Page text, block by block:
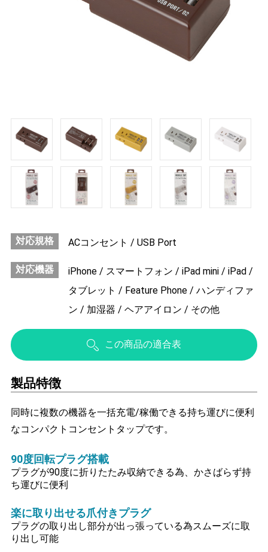
対応規格 ACコンセント / USB Port
対応機器
iPhone / スマートフォン / iPad mini / iPad /
タブレット / Feature Phone / ハンディファ
ン / 加湿器 / ヘアアイロン / その他
この商品の適合表
製品特徴
同時に複数の機器を一括充電/稼働できる持ち運びに便利
なコンパクトコンセントタップです。
90度回転プラグ搭載
プラグが90度に折りたたみ収納できる為、かさばらず持
ち運びに便利
楽に取り出せる爪付きプラグ
プラグの取り出し部分が出っ張っている為スムーズに取
り出し可能